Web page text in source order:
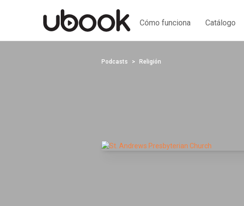
Cómo funciona Catálogo
Podcasts Religión